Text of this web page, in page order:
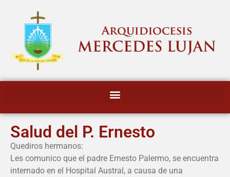
Salud del P. Ernesto
Quediros hermanos:
Les comunico que el padre Ernesto Palermo, se encuentra
internado en el Hospital Austral, a causa de una